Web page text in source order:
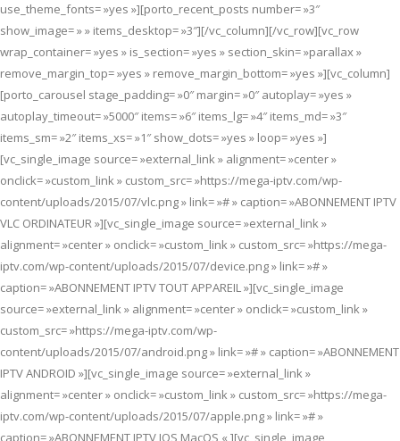
use_theme_fonts= »yes »][porto_recent_posts number= »3″
show_image= » » items_desktop= »3″][/vc_column][/vc_row][vc_row
wrap_container= »yes » is_section= »yes » section_skin= »parallax »
remove_margin_top= »yes » remove_margin_bottom= »yes »][vc_column]
[porto_carousel stage_padding= »0″ margin= »0″ autoplay= »yes »
autoplay_timeout= »5000″ items= »6″ items_lg= »4″ items_md= »3″
items_sm= »2″ items_xs= »1″ show_dots= »yes » loop= »yes »]
[vc_single_image source= »external_link » alignment= »center »
onclick= »custom_link » custom_src= »https://mega-iptv.com/wp-
content/uploads/2015/07/vlc.png » link= »# » caption= »ABONNEMENT IPTV
VLC ORDINATEUR »][vc_single_image source= »external_link »
alignment= »center » onclick= »custom_link » custom_src= »https://mega-
iptv.com/wp-content/uploads/2015/07/device.png » link= »# »
caption= »ABONNEMENT IPTV TOUT APPAREIL »][vc_single_image
source= »external_link » alignment= »center » onclick= »custom_link »
custom_src= »https://mega-iptv.com/wp-
content/uploads/2015/07/android.png » link= »# » caption= »ABONNEMENT
IPTV ANDROID »][vc_single_image source= »external_link »
alignment= »center » onclick= »custom_link » custom_src= »https://mega-
iptv.com/wp-content/uploads/2015/07/apple.png » link= »# »
caption= »ABONNEMENT IPTV IOS MacOS « ][vc_single_image